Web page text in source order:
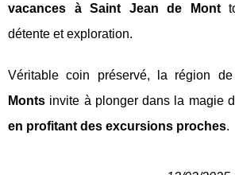
vacances à Saint Jean de Mont
détente et exploration.
Véritable coin préservé, la région de
Monts invite à plonger dans la magie
en profitant des excursions proches.